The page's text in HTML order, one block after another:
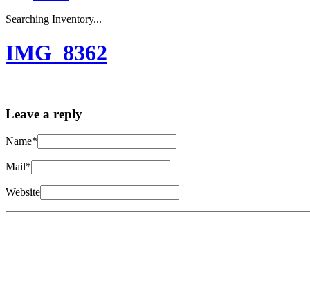
Searching Inventory...
IMG_8362
Leave a reply
Name*
Mail*
Website